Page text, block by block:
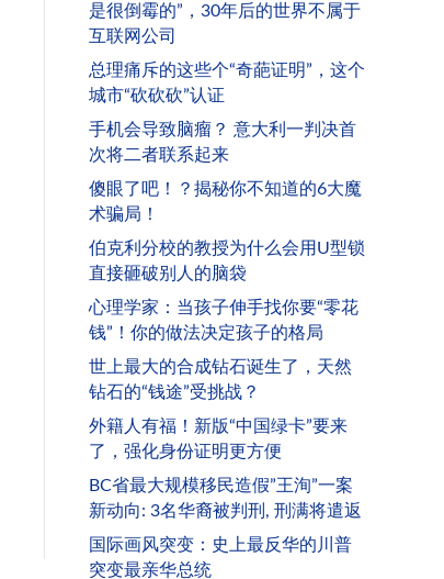
是很倒霉的”，30年后的世界不属于
互联网公司
总理痛斥的这些个“奇葩证明”，这个
城市“砍砍砍”认证
手机会导致脑瘤？ 意大利一判决首
次将二者联系起来
傻眼了吧！？揭秘你不知道的6大魔
术骗局！
伯克利分校的教授为什么会用U型锁
直接砸破别人的脑袋
心理学家：当孩子伸手找你要“零花
钱”！你的做法决定孩子的格局
世上最大的合成钻石诞生了，天然
钻石的“钱途”受挑战？
外籍人有福！新版“中国绿卡”要来
了，强化身份证明更方便
BC省最大规模移民造假”王洵”一案
新动向: 3名华裔被判刑, 刑满将遣返
国际画风突变：史上最反华的川普
突变最亲华总统